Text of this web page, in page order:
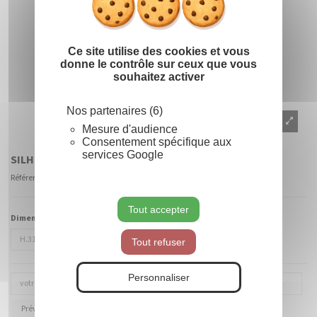
Ce site utilise des cookies et vous
donne le contrôle sur ceux que vous
souhaitez activer
Nos partenaires (6)
Mesure d'audience
Consentement spécifique aux
services Google
Tout accepter
Tout refuser
Personnaliser
SILHOUETTE PINGOUIN EN TISSU NEIGE IGNIFUGÉ
Référence
Dimensions :
Prévenez-moi lorsque le produit est disponible